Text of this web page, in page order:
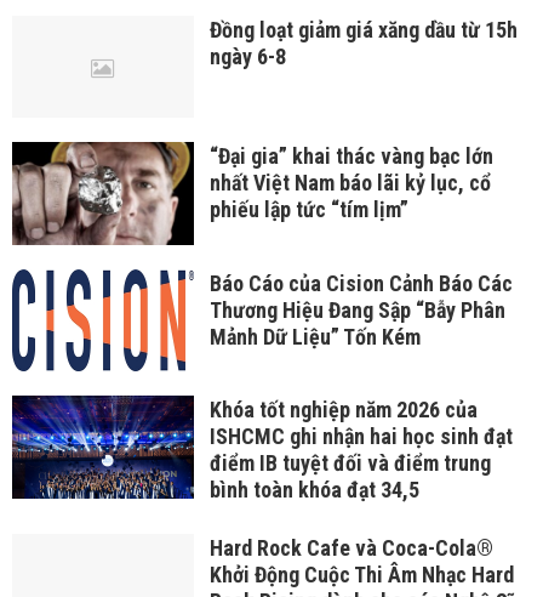
Đồng loạt giảm giá xăng dầu từ 15h
ngày 6-8
“Đại gia” khai thác vàng bạc lớn
nhất Việt Nam báo lãi kỷ lục, cổ
phiếu lập tức “tím lịm”
Báo Cáo của Cision Cảnh Báo Các
Thương Hiệu Đang Sập “Bẫy Phân
Mảnh Dữ Liệu” Tốn Kém
Khóa tốt nghiệp năm 2026 của
ISHCMC ghi nhận hai học sinh đạt
điểm IB tuyệt đối và điểm trung
bình toàn khóa đạt 34,5
Hard Rock Cafe và Coca-Cola®
Khởi Động Cuộc Thi Âm Nhạc Hard